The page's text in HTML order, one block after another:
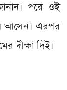
পরে ওই
আসেন। এরপর
দীক্ষা দিই।